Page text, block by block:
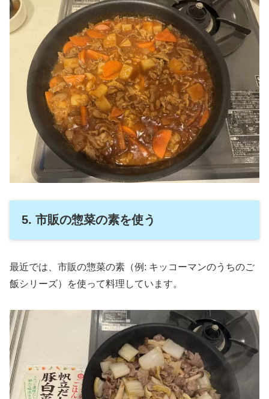
5. 市販の惣菜の素を使う
最近では、市販の惣菜の素（例: キッコーマンのうちのご
飯シリーズ）を使って料理しています。